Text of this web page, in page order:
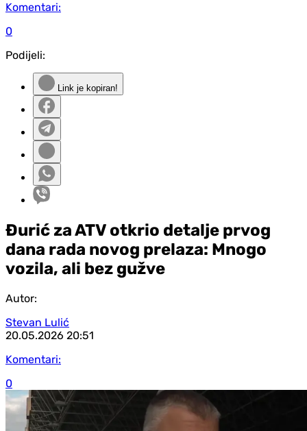
Komentari:
0
Podijeli:
Link je kopiran!
Đurić za ATV otkrio detalje prvog
dana rada novog prelaza: Mnogo
vozila, ali bez gužve
Autor:
Stevan Lulić
20.05.2026 20:51
Komentari:
0